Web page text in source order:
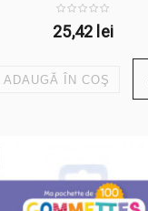
25,42 lei
ADAUGĂ ÎN COŞ